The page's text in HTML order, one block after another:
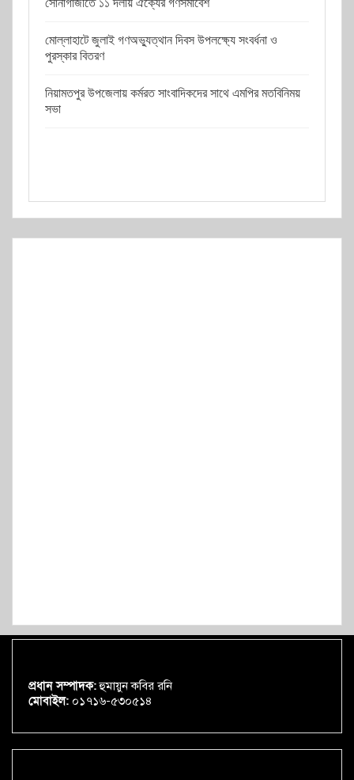
মোল্লাহাটে জুলাই গণঅভ্যুত্থান দিবস উপলক্ষ্যে সংবর্ধনা ও
পুরস্কার বিতরণ
নিয়ামতপুর উপজেলায় কর্মরত সাংবাদিকদের সাথে এমপির মতবিনিময়
সভা
প্রধান সম্পাদক:হুমায়ুন কবির রনি
মোবাইল: ০১৭১৬-৫৩০৫১৪